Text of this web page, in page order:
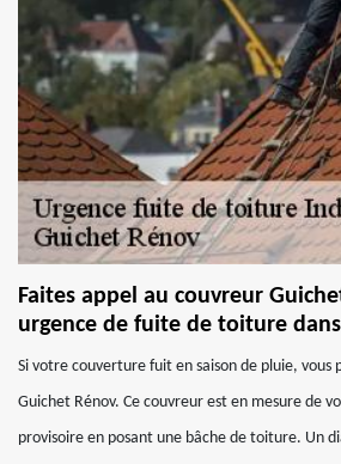
Faites appel au couvreur
urgence de fuite de toiture
Si votre couverture fuit en saison de pluie, vous
Guichet Rénov. Ce couvreur est en mesure de
provisoire en posant une bâche de toiture. Un